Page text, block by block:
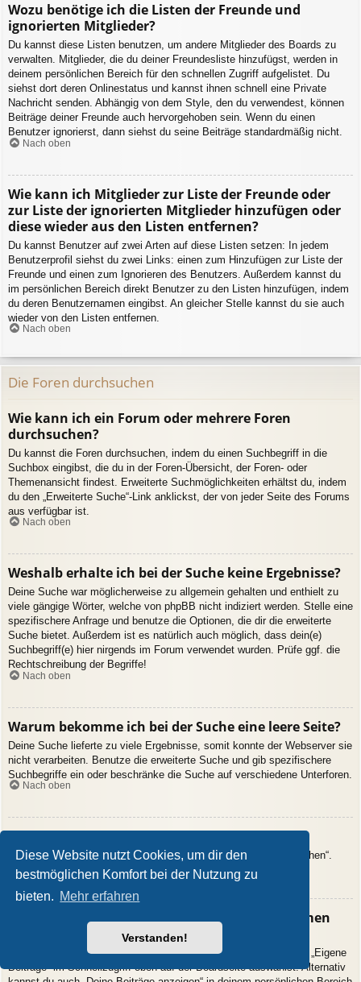
Diese Website nutzt Cookies, um dir den
bestmöglichen Komfort bei der Nutzung zu
bieten. Mehr erfahren
Verstanden!
Wozu benötige ich die Listen der Freunde und
ignorierten Mitglieder?
Du kannst diese Listen benutzen, um andere Mitglieder des Boards zu
verwalten. Mitglieder, die du deiner Freundesliste hinzufügst, werden in
deinem persönlichen Bereich für den schnellen Zugriff aufgelistet. Du
siehst dort deren Onlinestatus und kannst ihnen schnell eine Private
Nachricht senden. Abhängig von dem Style, den du verwendest, können
Beiträge deiner Freunde auch hervorgehoben sein. Wenn du einen
Benutzer ignorierst, dann siehst du seine Beiträge standardmäßig nicht.
Nach oben
Wie kann ich Mitglieder zur Liste der Freunde oder
zur Liste der ignorierten Mitglieder hinzufügen oder
diese wieder aus den Listen entfernen?
Du kannst Benutzer auf zwei Arten auf diese Listen setzen: In jedem
Benutzerprofil siehst du zwei Links: einen zum Hinzufügen zur Liste der
Freunde und einen zum Ignorieren des Benutzers. Außerdem kannst du
im persönlichen Bereich direkt Benutzer zu den Listen hinzufügen, indem
du deren Benutzernamen eingibst. An gleicher Stelle kannst du sie auch
wieder von den Listen entfernen.
Nach oben
Die Foren durchsuchen
Wie kann ich ein Forum oder mehrere Foren
durchsuchen?
Du kannst die Foren durchsuchen, indem du einen Suchbegriff in die
Suchbox eingibst, die du in der Foren-Übersicht, der Foren- oder
Themenansicht findest. Erweiterte Suchmöglichkeiten erhältst du, indem
du den „Erweiterte Suche“-Link anklickst, der von jeder Seite des Forums
aus verfügbar ist.
Nach oben
Weshalb erhalte ich bei der Suche keine Ergebnisse?
Deine Suche war möglicherweise zu allgemein gehalten und enthielt zu
viele gängige Wörter, welche von phpBB nicht indiziert werden. Stelle eine
spezifischere Anfrage und benutze die Optionen, die dir die erweiterte
Suche bietet. Außerdem ist es natürlich auch möglich, dass dein(e)
Suchbegriff(e) hier nirgends im Forum verwendet wurden. Prüfe ggf. die
Rechtschreibung der Begriffe!
Nach oben
Warum bekomme ich bei der Suche eine leere Seite?
Deine Suche lieferte zu viele Ergebnisse, somit konnte der Webserver sie
nicht verarbeiten. Benutze die erweiterte Suche und gib spezifischere
Suchbegriffe ein oder beschränke die Suche auf verschiedene Unterforen.
Nach oben
Wie kann ich nach Mitgliedern suchen?
Gehe zur Mitgliederliste und klicke auf „Nach einem Mitglied suchen“.
Nach oben
Wie kann ich meine eigenen Beiträge und Themen
Deine eigenen Beiträge kannst du dir anzeigen lassen, indem du „Eigene
Beiträge“ im Schnellzugriff oben auf der Boardseite auswählst. Alternativ